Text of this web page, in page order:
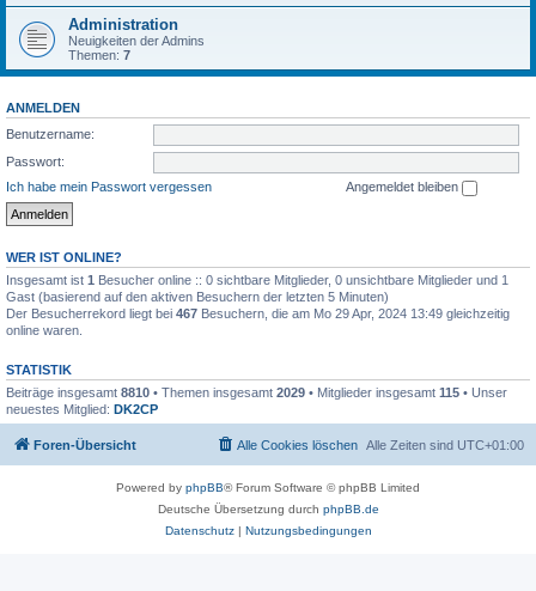
Administration
Neuigkeiten der Admins
Themen: 7
ANMELDEN
Benutzername:
Passwort:
Ich habe mein Passwort vergessen
Angemeldet bleiben
WER IST ONLINE?
Insgesamt ist 1 Besucher online :: 0 sichtbare Mitglieder, 0 unsichtbare Mitglieder und 1
Gast (basierend auf den aktiven Besuchern der letzten 5 Minuten)
Der Besucherrekord liegt bei 467 Besuchern, die am Mo 29 Apr, 2024 13:49 gleichzeitig
online waren.
STATISTIK
Beiträge insgesamt 8810 • Themen insgesamt 2029 • Mitglieder insgesamt 115 • Unser
neuestes Mitglied: DK2CP
Foren-Übersicht Alle Zeiten sind UTC+01:00
Alle Cookies löschen
Powered by phpBB® Forum Software © phpBB Limited
Deutsche Übersetzung durch phpBB.de
Datenschutz| Nutzungsbedingungen